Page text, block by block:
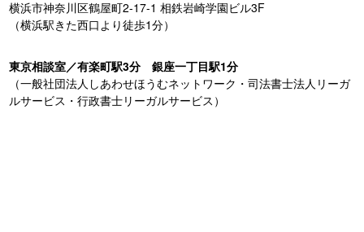
横浜市神奈川区鶴屋町2-17-1 相鉄岩崎学園ビル3F
（横浜駅きた西口より徒歩1分）
東京相談室／有楽町駅3分 銀座一丁目駅1分
（一般社団法人しあわせほうむネットワーク・司法書士法人リーガ
ルサービス・行政書士リーガルサービス）